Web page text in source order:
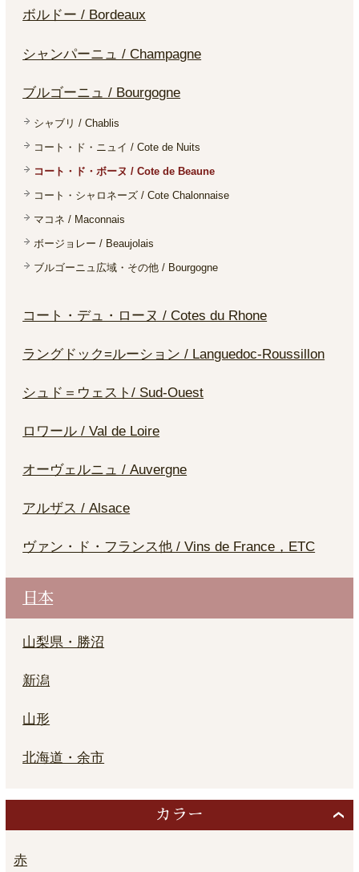
ボルドー / Bordeaux
シャンパーニュ / Champagne
ブルゴーニュ / Bourgogne
シャブリ / Chablis
コート・ド・ニュイ / Cote de Nuits
コート・ド・ボーヌ / Cote de Beaune
コート・シャロネーズ / Cote Chalonnaise
マコネ / Maconnais
ボージョレー / Beaujolais
ブルゴーニュ広域・その他 / Bourgogne
コート・デュ・ローヌ / Cotes du Rhone
ラングドック=ルーション / Languedoc-Roussillon
シュド＝ウェスト/ Sud-Ouest
ロワール / Val de Loire
オーヴェルニュ / Auvergne
アルザス / Alsace
ヴァン・ド・フランス他 / Vins de France，ETC
日本
山梨県・勝沼
新潟
山形
北海道・余市
カラー
赤